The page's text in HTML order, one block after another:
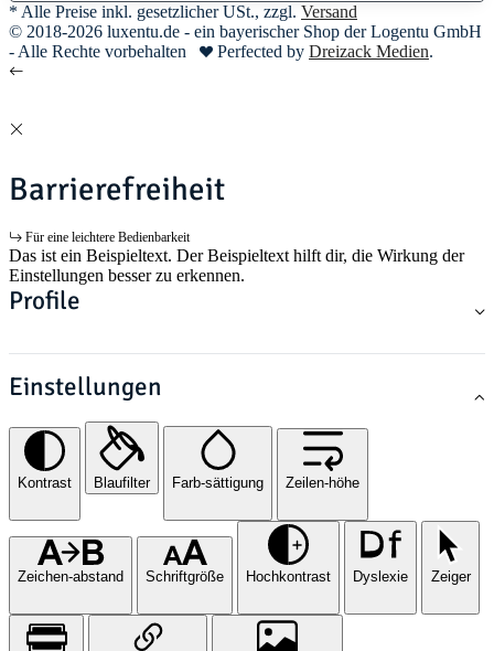
* Alle Preise inkl. gesetzlicher USt., zzgl. Versand
© 2018-2026 luxentu.de - ein bayerischer Shop der Logentu GmbH
- Alle Rechte vorbehalten
Perfected by Dreizack Medien.
Barrierefreiheit
Für eine leichtere Bedienbarkeit
Das ist ein Beispieltext. Der Beispieltext hilft dir, die Wirkung der
Einstellungen besser zu erkennen.
Profile
Einstellungen
Kontrast Blaufilter Farb-sättigung Zeilen-höhe
Zeichen-abstand Schriftgröße Hochkontrast Dyslexie Zeiger